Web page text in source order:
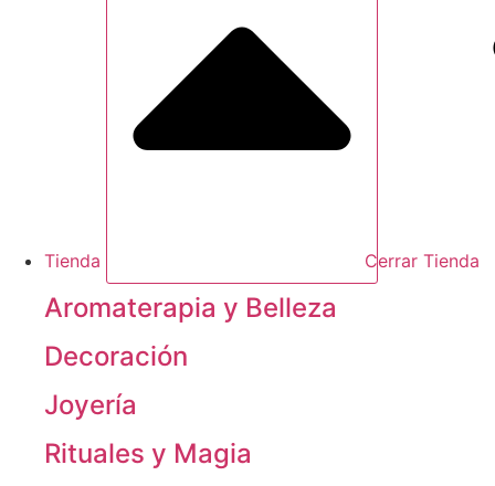
Tienda Cerrar Tienda
Aromaterapia y Belleza
Decoración
Joyería
Rituales y Magia